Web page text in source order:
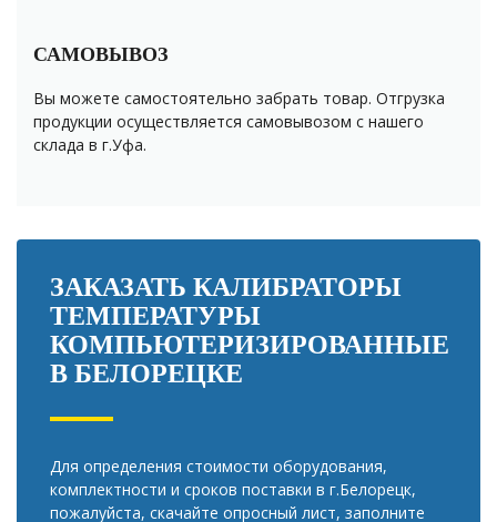
САМОВЫВОЗ
Вы можете самостоятельно забрать товар. Отгрузка
продукции осуществляется самовывозом с нашего
склада в г.Уфа.
ЗАКАЗАТЬ КАЛИБРАТОРЫ
ТЕМПЕРАТУРЫ
КОМПЬЮТЕРИЗИРОВАННЫЕ
В БЕЛОРЕЦКЕ
Для определения стоимости оборудования,
комплектности и сроков поставки в г.Белорецк,
пожалуйста, скачайте опросный лист, заполните